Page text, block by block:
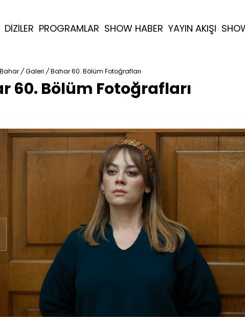
DİZİLER PROGRAMLAR SHOW HABER YAYIN AKIŞI
Bahar / Galeri / Bahar 60. Bölüm Fotoğrafları
60. Bölüm Fotoğrafları